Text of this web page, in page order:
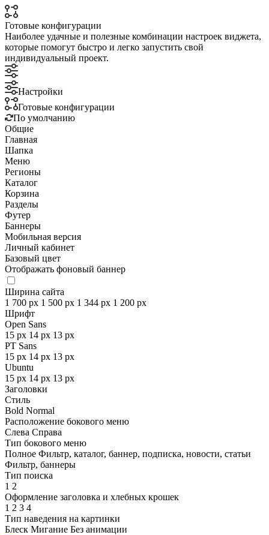
Готовые конфигурации
Наиболее удачные и полезные комбинации настроек виджета,
которые помогут быстро и легко запустить свой
индивидуальный проект.
Настройки
Готовые конфигурации
По умолчанию
Общие
Главная
Шапка
Меню
Регионы
Каталог
Корзина
Разделы
Футер
Баннеры
Мобильная версия
Личный кабинет
Базовый цвет
Отображать фоновый баннер
Ширина сайта
1 700 px 1 500 px 1 344 px 1 200 px
Шрифт
Open Sans
15 px 14 px 13 px
PT Sans
15 px 14 px 13 px
Ubuntu
15 px 14 px 13 px
Заголовки
Стиль
Bold Normal
Расположение бокового меню
Слева Справа
Тип бокового меню
Полное Фильтр, каталог, баннер, подписка, новости, статьи
Фильтр, баннеры
Тип поиска
1 2
Оформление заголовка и хлебных крошек
1 2 3 4
Тип наведения на картинки
Блеск Мигание Без анимации